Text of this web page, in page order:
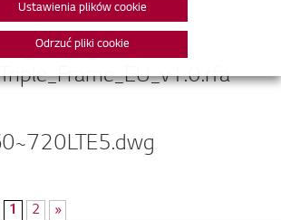
1 2 »
Ustawienia plików cookie
Odrzuć pliki cookie